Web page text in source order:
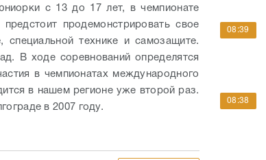
с 13 до 17 лет, в чемпионате
продемонстрировать свое
специальной технике и самозащите.
В ходе соревнований определятся
в чемпионатах международного
в нашем регионе уже второй раз.
в 2007 году.
08:39
08:38